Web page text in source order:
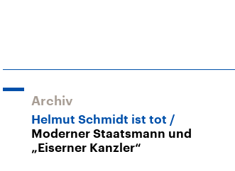
Archiv
Helmut Schmidt ist tot
Moderner Staatsmann und
„Eiserner Kanzler“